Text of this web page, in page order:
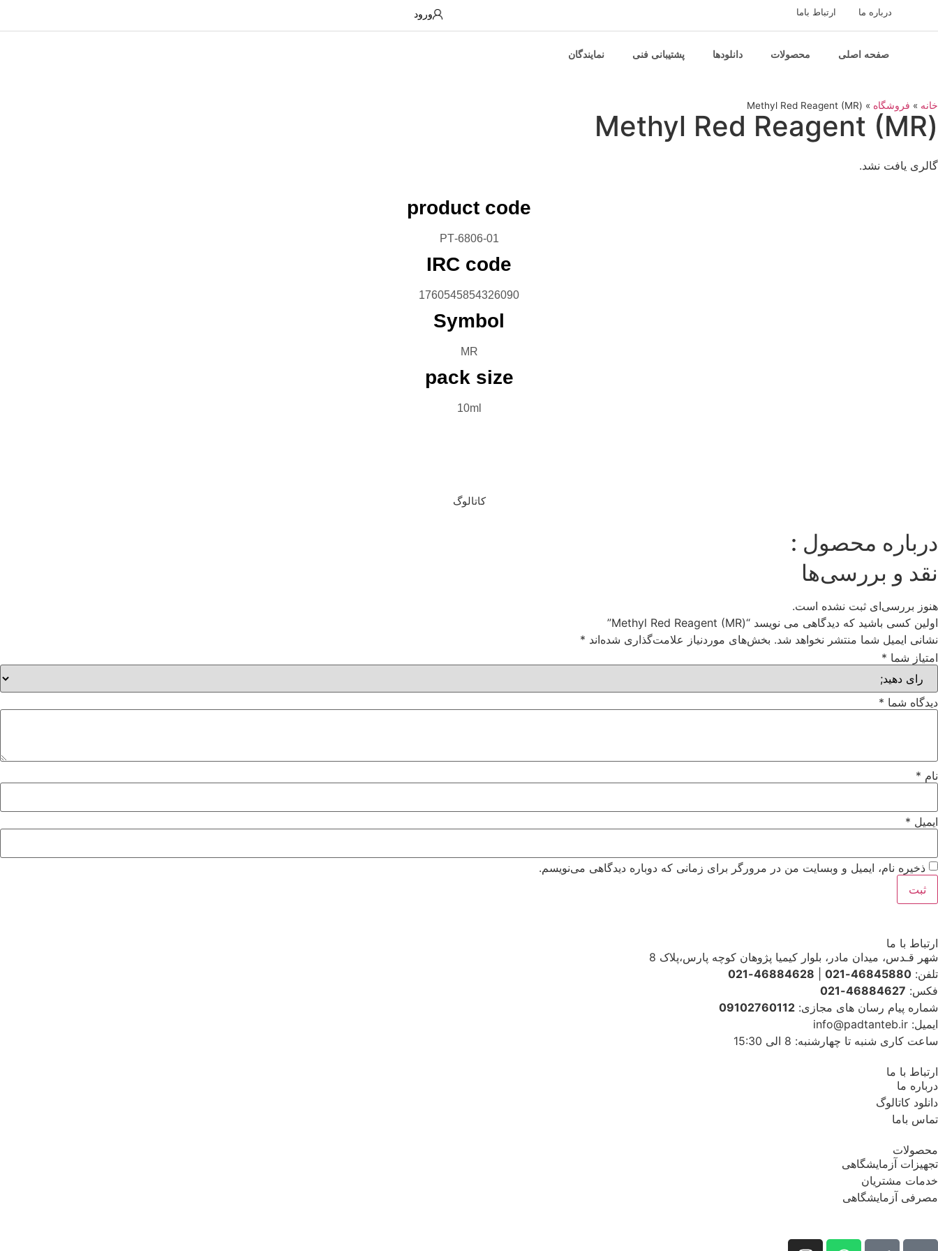
درباره ما ارتباط باما ورود
صفحه اصلی محصولات دانلودها پشتیبانی فنی نمایندگان
خانه » فروشگاه »
(Methyl Red Reagent (MR
(Methyl Red Reagent (MR
گالری یافت نشد.
product code
6806-01-PT
IRC code
1760545854326090
Symbol
MR
pack size
10ml
کاتالوگ
درباره محصول :
نقد و بررسی‌ها
هنوز بررسی‌ای ثبت نشده است.
اولین کسی باشید که دیدگاهی می نویسد “(Methyl Red Reagent (MR”
نشانی ایمیل شما منتشر نخواهد شد. بخش‌های موردنیاز علامت‌گذاری شده‌اند *
امتیاز شما *
دیدگاه شما *
نام *
ایمیل *
ذخیره نام، ایمیل و وبسایت من در مرورگر برای زمانی که دوباره دیدگاهی می‌نویسم.
ارتباط با ما
شهر قـدس، میدان مادر، بلوار کیمیا پژوهان کوچه پارس،پلاک 8
تلفن: 46845880-021
46884628-021
فکس: 46884627-021
شماره پیام رسان های مجازی: 09102760112
ایمیل: info@padtanteb.ir
ساعت کاری شنبه تا چهارشنبه: 8 الی 15:30
ارتباط با ما
درباره ما
دانلود کاتالوگ
تماس باما
محصولات
تجهیزات آزمایشگاهی
خدمات مشتریان
مصرفی آزمایشگاهی